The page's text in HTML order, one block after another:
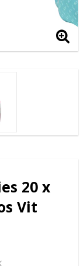
20 x
Vit